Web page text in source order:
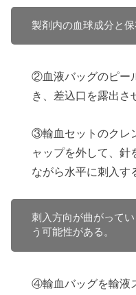
製剤内の血球成分と
②血液バッグのピー
き、差込口を露出さ
③輸血セットのクレ
ャップを外して、針
ながら水平に刺入す
刺入方向が曲がって
う可能性がある。
④輸血バッグを輸液